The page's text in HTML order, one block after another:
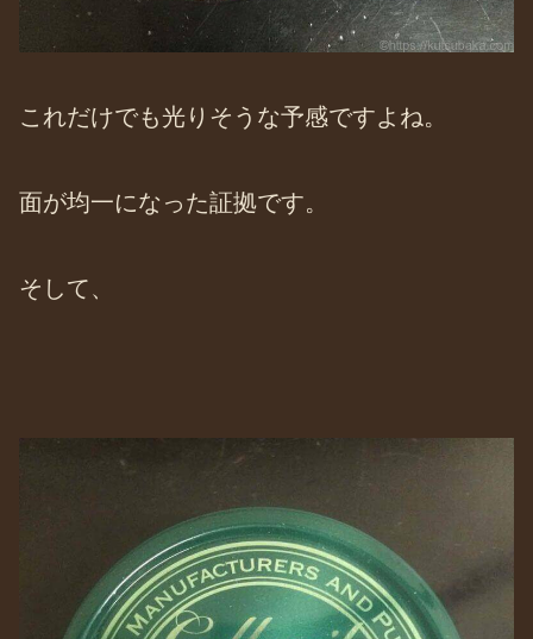
これだけでも光りそうな予感ですよね。
面が均一になった証拠です。
そして、